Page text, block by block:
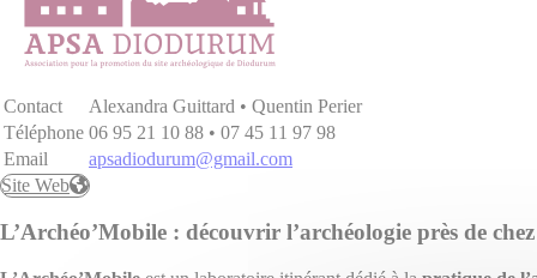
Contact
Alexandra Guittard • Quentin Perier
Téléphone 06 95 21 10 88 • 07 45 11 97 98
Email
apsadiodurum@gmail.com
Site Web
Site Web
L’Archéo’Mobile : découvrir l’archéologie près de